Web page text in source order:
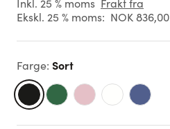
Inkl. 25 % moms Frakt fra
Ekskl. 25 % moms: NOK 836,00
Farge: Sort